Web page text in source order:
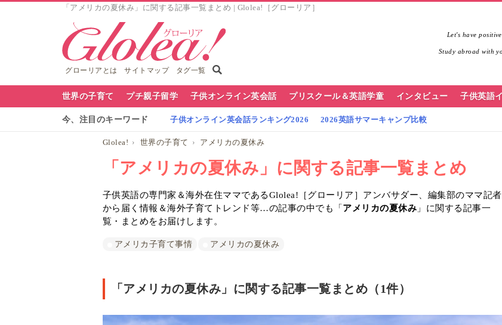
「アメリカの夏休み」に関する記事一覧まとめ | Glolea!［グローリア］
グローリアとは サイトマップ タグ一覧
Let's have
Study abroad with
世界の子育て プチ親子留学 子供オンライン英会話 プリスクール＆英語学童 インタビュー 子供英語
今、注目のキーワード 子供オンライン英会話ランキング2026 2026英語サマーキャンプ比較
Glolea! 世界の子育て アメリカの夏休み
「アメリカの夏休み」に関する記事一覧まとめ
子供英語の専門家＆海外在住ママであるGlolea!［グローリア］アンバサダー、編集部のママ記者
から届く情報＆海外子育てトレンド等…の記事の中でも「 アメリカの夏休み 」に関する記事一
覧・まとめをお届けします。
アメリカ子育て事情 アメリカの夏休み
「アメリカの夏休み」に関する記事一覧まとめ（1件）